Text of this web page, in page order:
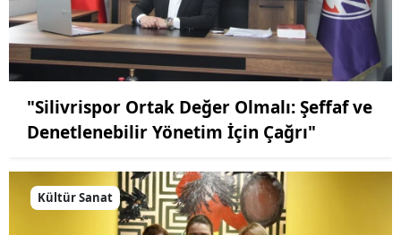
"Silivrispor Ortak Değer Olmalı: Şeffaf ve
Denetlenebilir Yönetim İçin Çağrı"
Kültür Sanat